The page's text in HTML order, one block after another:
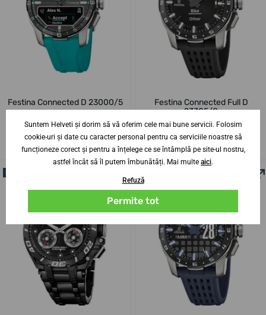
Festina Connected D 23000/5
Până în 2 zile 17. 8. la tine acasă
2 819,62 lei
Festina Connected Full D
23305/8
17. 8. la tine acasă
3 253,74 lei
Suntem Helveti și dorim să vă oferim cele mai bune servicii. Folosim
cookie-uri și date cu caracter personal pentru ca serviciile noastre să
funcționeze corect și pentru a înțelege ce se întâmplă pe site-ul nostru,
astfel încât să îl putem îmbunătăți. Mai multe aici.
Refuză
Permite tot